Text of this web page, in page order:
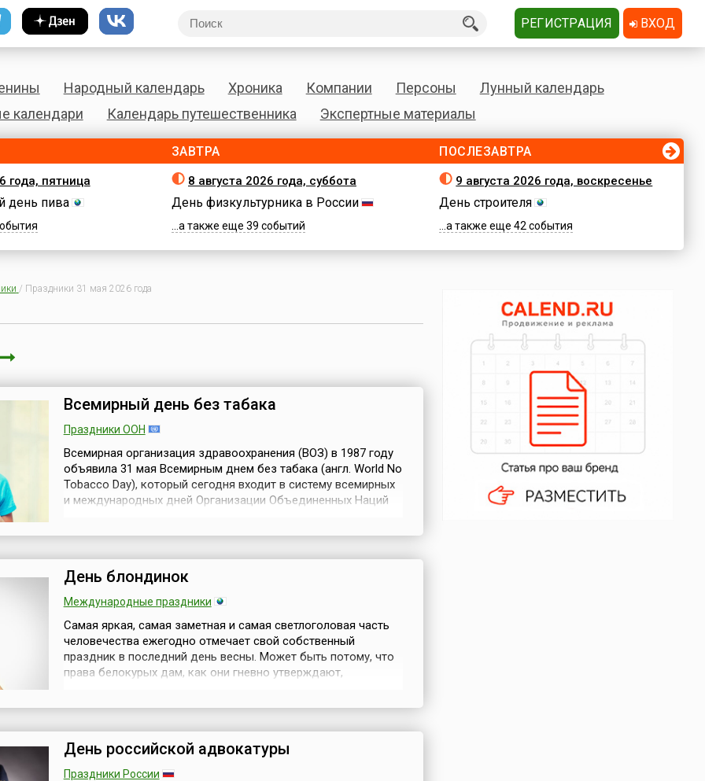
Народный календарь Хроника Компании Персоны
Лунный календарь
календари
Календарь путешественника Экспертные материалы
года, пятница
день пива
ЗАВТРА
8 августа 2026 года, суббота
День физкультурника в России
...а также еще 39 событий
ПОСЛЕЗАВТРА
9 августа 2026 года, воскресенье
День строителя
...а также еще 42 события
/ Праздники 31 мая 2026 года
Всемирный день без табака
Праздники ООН
Всемирная организация здравоохранения (ВОЗ) в 1987 году
объявила 31 мая Всемирным днем без табака (англ. World No
Tobacco Day), который сегодня входит в систему всемирных
и международных дней Организации Объединенных Наций
отмечают этот День для широкого информи...
День блондинок
Международные праздники
Самая яркая, самая заметная и самая светлоголовая часть
человечества ежегодно отмечает свой собственный
праздник в последний день весны. Может быть потому, что
права белокурых дам, как они гневно утверждают,
инициаторами выступили американские ...
День российской адвокатуры
Праздники России
РЕГИСТРАЦИЯ ВХОД